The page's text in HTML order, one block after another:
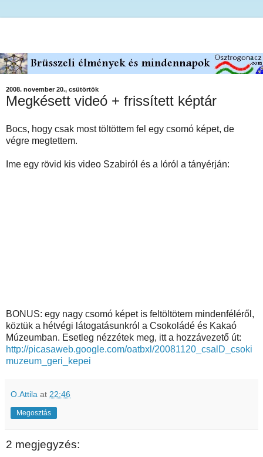
2008. november 20., csütörtök
Megkésett videó + frissített képtár
Bocs, hogy csak most töltöttem fel egy csomó képet, de
végre megtettem.
Ime egy rövid kis video Szabiról és a lóról a tányérján:
BONUS: egy nagy csomó képet is feltöltötem mindenféléről,
köztük a hétvégi látogatásunkról a Csokoládé és Kakaó
Múzeumban. Esetleg nézzétek meg, itt a hozzávezető út:
http://picasaweb.google.com/oatbxl/20081120_csalD_csoki
muzeum_geri_kepei
O.Attila at 22:46
Megosztás
2 megjegyzés: